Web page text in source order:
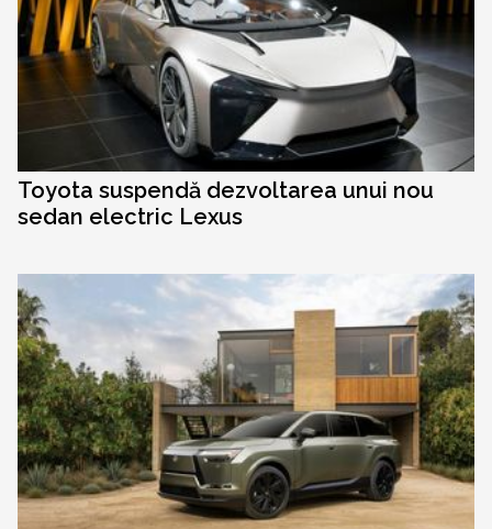
Toyota suspendă dezvoltarea unui nou
sedan electric Lexus